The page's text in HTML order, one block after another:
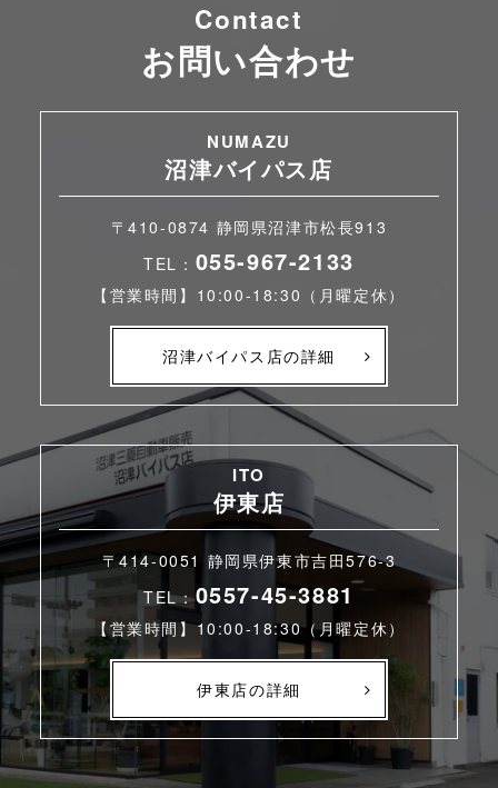
Contact
お問い合わせ
NUMAZU
沼津バイパス店
〒410-0874 静岡県沼津市松長913
TEL： 055-967-2133
【営業時間】10:00-18:30（月曜定休）
沼津バイパス店の詳細
ITO
伊東店
〒414-0051 静岡県伊東市吉田576-3
TEL：0557-45-3881
【営業時間】10:00-18:30（月曜定休）
伊東店の詳細